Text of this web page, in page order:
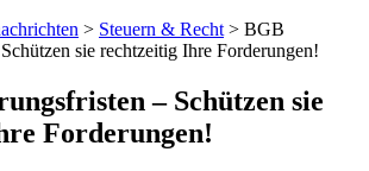
> Steuern & Recht > BGB
sie rechtzeitig Ihre Forderungen!
– Schützen sie
Forderungen!